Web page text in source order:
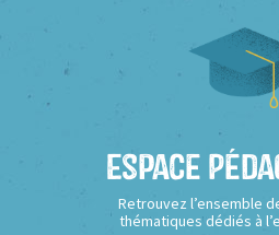
Espace
Retrouvez l’ensemble
thématiques dédiés à